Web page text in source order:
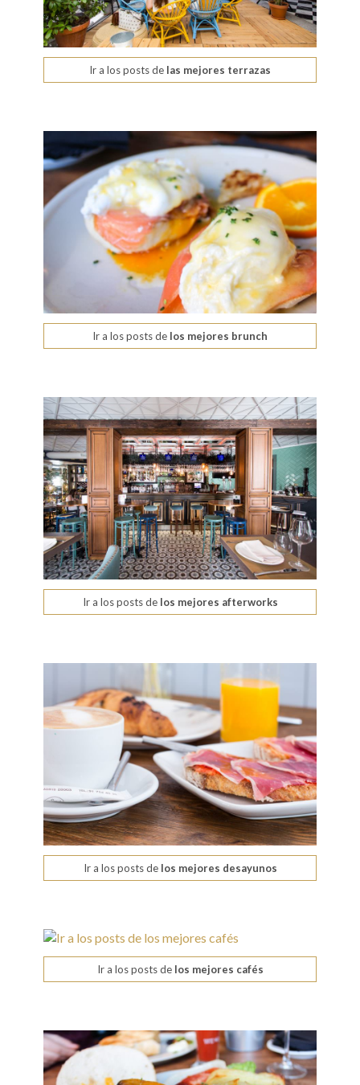
Ir a los posts de las mejores terrazas
Ir a los posts de los mejores brunch
Ir a los posts delos mejores afterworks
Ir a los posts delos mejores desayunos
Ir a los posts delos mejores cafés